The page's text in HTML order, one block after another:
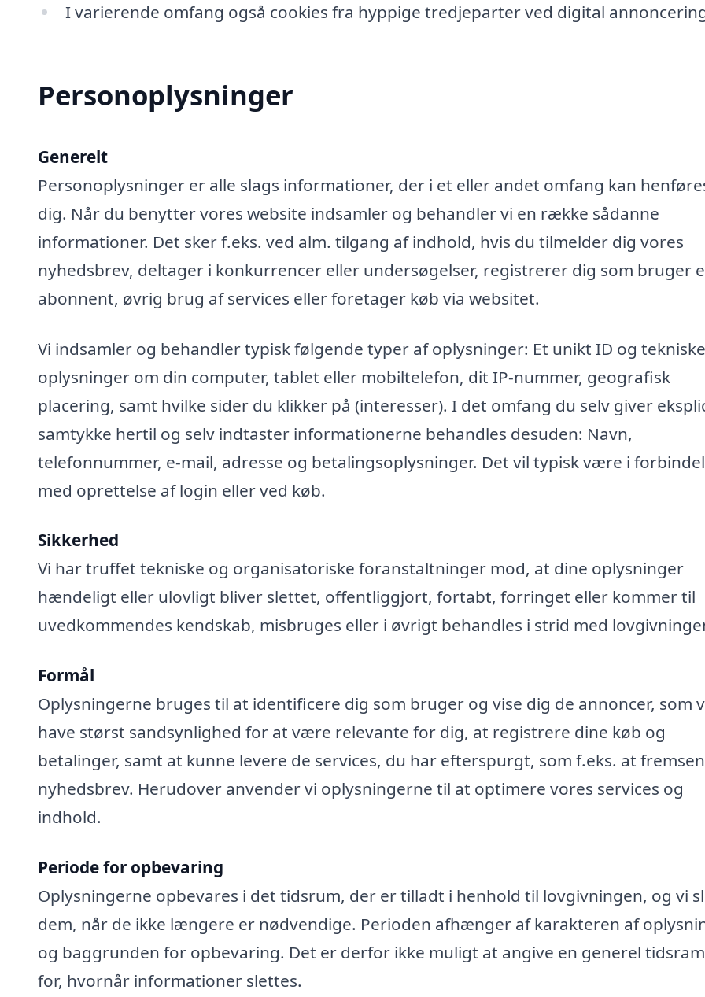
I varierende omfang også cookies fra hyppige tredjeparter ved digital
Personoplysninger
Generelt
Personoplysninger er alle slags informationer, der i et eller andet omfang kan
dig. Når du benytter vores website indsamler og behandler vi en række sådanne
informationer. Det sker f.eks. ved alm. tilgang af indhold, hvis du tilmelder dig vores
nyhedsbrev, deltager i konkurrencer eller undersøgelser, registrerer dig som bruger
abonnent, øvrig brug af services eller foretager køb via websitet.
Vi indsamler og behandler typisk følgende typer af oplysninger: Et unikt ID og tekniske
oplysninger om din computer, tablet eller mobiltelefon, dit IP-nummer, geografisk
placering, samt hvilke sider du klikker på (interesser). I det omfang du selv giver
samtykke hertil og selv indtaster informationerne behandles desuden: Navn,
telefonnummer, e-mail, adresse og betalingsoplysninger. Det vil typisk være i
med oprettelse af login eller ved køb.
Sikkerhed
Vi har truffet tekniske og organisatoriske foranstaltninger mod, at dine oplysninger
hændeligt eller ulovligt bliver slettet, offentliggjort, fortabt, forringet eller kommer til
uvedkommendes kendskab, misbruges eller i øvrigt behandles i strid med
Formål
Oplysningerne bruges til at identificere dig som bruger og vise dig de annoncer, som
have størst sandsynlighed for at være relevante for dig, at registrere dine køb og
betalinger, samt at kunne levere de services, du har efterspurgt, som f.eks. at
nyhedsbrev. Herudover anvender vi oplysningerne til at optimere vores services og
indhold.
Periode for opbevaring
Oplysningerne opbevares i det tidsrum, der er tilladt i henhold til lovgivningen, og vi
dem, når de ikke længere er nødvendige. Perioden afhænger af karakteren af
og baggrunden for opbevaring. Det er derfor ikke muligt at angive en generel
for, hvornår informationer slettes.